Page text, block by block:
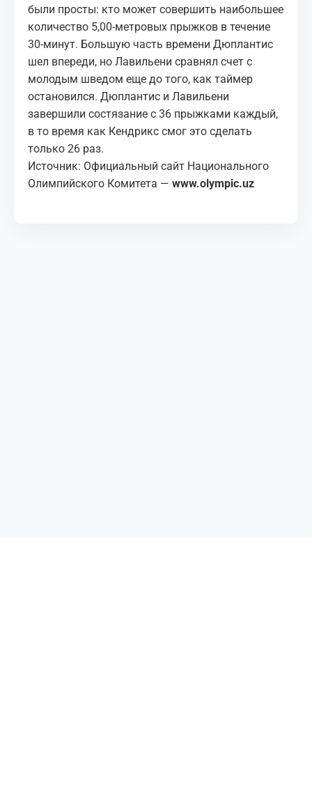
были просты: кто может совершить наибольшее
количество 5,00-метровых прыжков в течение
30-минут. Большую часть времени Дюплантис
шел впереди, но Лавильени сравнял счет с
молодым шведом еще до того, как таймер
остановился. Дюплантис и Лавильени
завершили состязание с 36 прыжками каждый,
в то время как Кендрикс смог это сделать
только 26 раз.
Источник: Официальный сайт Национального
Олимпийского Комитета — www.olympic.uz